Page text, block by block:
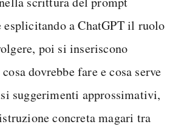
a ChatGPT il ruolo
poi si inseriscono
dovrebbe fare e cosa serve
suggerimenti approssimativi,
concreta magari tra